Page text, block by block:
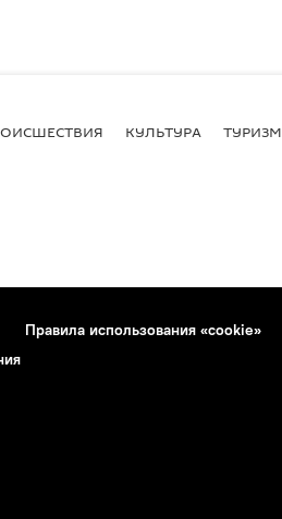
КУЛЬТУРА ТУРИЗМ
Правила использования «cookie»